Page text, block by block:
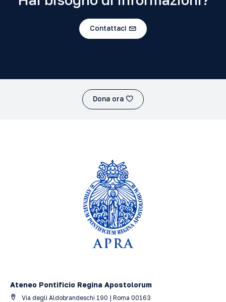
Contattaci
Dona ora
Ateneo Pontificio Regina Apostolorum
Via degli Aldobrandeschi 190 | Roma 00163